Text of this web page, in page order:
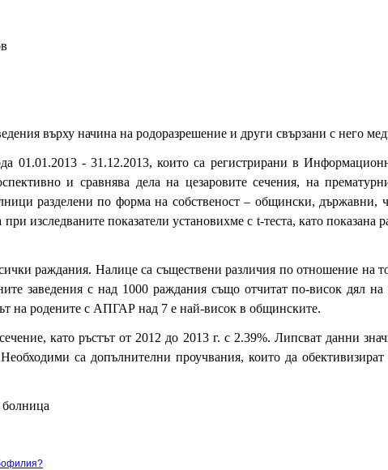
върху начина на родоразрешение и други свързани с него
01.01.2013 - 31.12.2013, които са регистрирани в
и сравнява дела на цезаровите сечения, на
разделени по форма на собственост – общински, държавни,
изследваните показатели установихме с t-теста, като показана
раждания. Налице са съществени различия по отношение на
заведения с над 1000 раждания също отчитат по-висок дял
на родените с АПГАР над 7 е най-висок в общинските.
като ръстът от 2012 до 2013 г. с 2.39%. Липсват данни
Необходими са допълнителни проучвания, които да
болница